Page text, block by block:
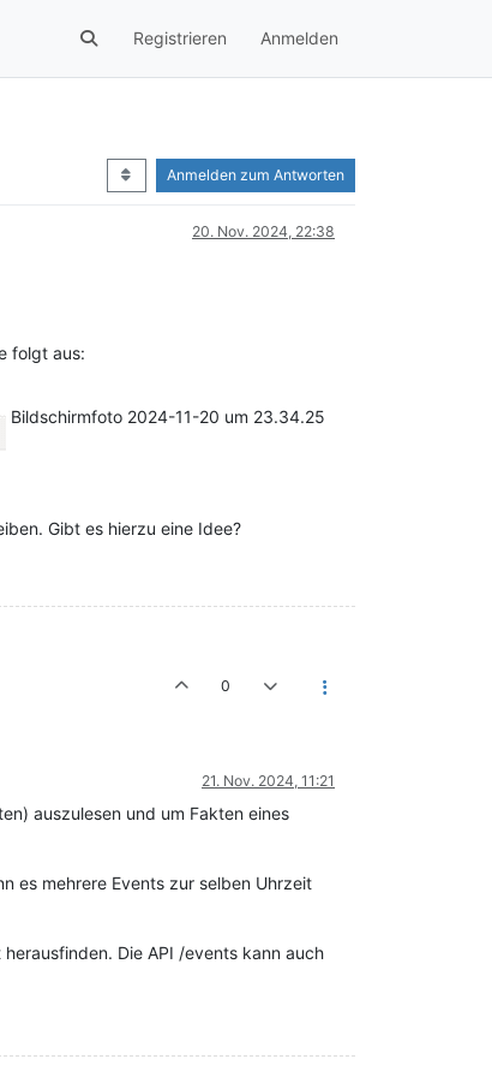
Registrieren Anmelden
Anmelden zum Antworten
20. Nov. 2024, 22:38
folgt aus:
Bildschirmfoto 2024-11-20 um 23.34.25
Gibt es hierzu eine Idee?
0
21. Nov. 2024, 11:21
auszulesen und um Fakten eines
es mehrere Events zur selben Uhrzeit
Die API /events kann auch